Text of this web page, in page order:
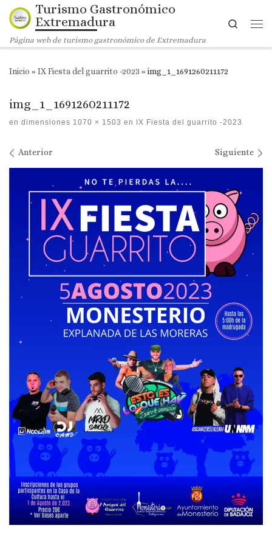
Saltar al contenido
Turismo Gastronómico
Extremadura
Página web de turismo gastronómico de Extremadura
Search
Inicio » IX Fiesta del guarrito -2023 » img_1_1691260211172
img_1_1691260211172
en dimensiones 1070 × 1503 en IX Fiesta del guarrito -2023
Navegación de imágenes
Anterior Siguiente